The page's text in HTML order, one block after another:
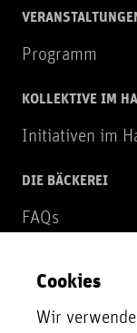
Programm
KOLLEKTIVE IM
Initiativen im
DIE BÄCKEREI
FAQs
NEWSLETTER
Zur Newsletter
Cookies
Wir